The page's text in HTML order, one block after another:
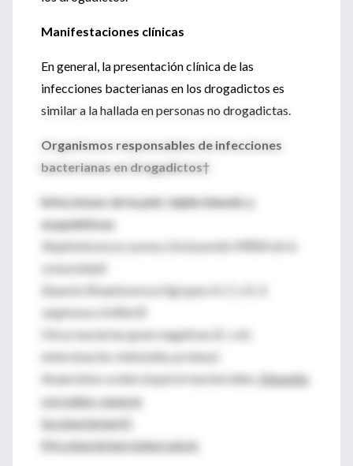
Manifestaciones clínicas
En general, la presentación clínica de las
infecciones bacterianas en los drogadictos es
similar a la hallada en personas no drogadictas.
Organismos responsables de infecciones
bacterianas en drogadictos†
Infecciones de la piel, tejido blando y
esqueléticas
Staphylococcus aureus (incluyendo MRSA de la
comunidad)
Especie Streptococcus¾grupos A, C y G; S.
anginosus (milleri)‡
Otras bacterias gram negativas (E. coli,
enterobacter, klebsiella, proteus)
Anaerobios orales (especie bacteroides, Eikenella
corrodens, especie
fucobacterium)‡
Mycobacterium tuberculosis